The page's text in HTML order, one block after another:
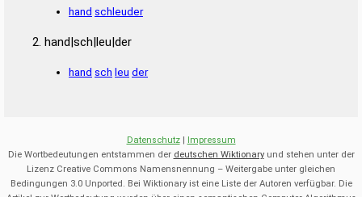
hand schleuder
hand|sch|leu|der
hand sch leu der
Datenschutz| Impressum
Die Wortbedeutungen entstammen der deutschen Wiktionaryund stehen unter der
Lizenz Creative Commons Namensnennung – Weitergabe unter gleichen
Bedingungen 3.0 Unported. Bei Wiktionary ist eine Liste der Autoren verfügbar. Die